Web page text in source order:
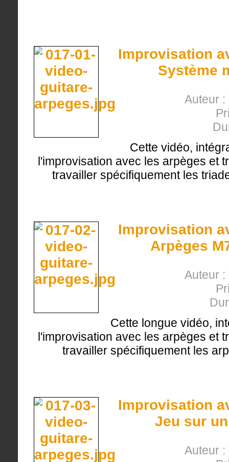
Improvisation
Système
Auteur :
Cette vidéo,
l'improvisation avec les arpèges et
travailler spécifiquement les
Improvisation
Arpèges
Auteur :
Cette longue vidéo,
l'improvisation avec les arpèges et
travailler spécifiquement les
Improvisation
Jeu sur
Auteur :